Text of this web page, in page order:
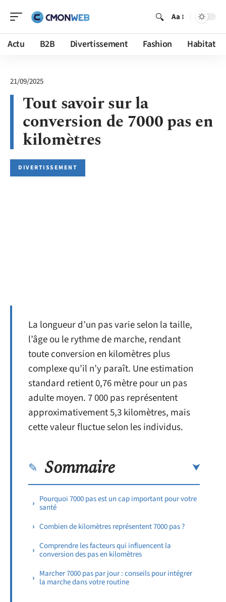
Aa
Actu B2B Divertissement Fashion Habitat
21/09/2025
Tout savoir sur la
conversion de 7000 pas en
kilomètres
DIVERTISSEMENT
La longueur d’un pas varie selon la taille,
l’âge ou le rythme de marche, rendant
toute conversion en kilomètres plus
complexe qu’il n’y paraît. Une estimation
standard retient 0,76 mètre pour un pas
adulte moyen. 7 000 pas représentent
approximativement 5,3 kilomètres, mais
cette valeur fluctue selon les individus.
Sommaire
Pourquoi 7000 pas est un cap important pour votre
santé
Combien de kilomètres représentent 7000 pas ?
Comprendre les facteurs qui influencent la
conversion des pas en kilomètres
Marcher 7000 pas par jour : conseils pour intégrer
la marche dans votre routine